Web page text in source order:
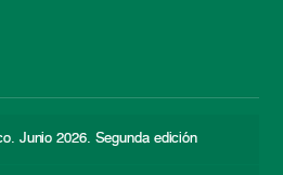
Junio 2026. Segunda edición